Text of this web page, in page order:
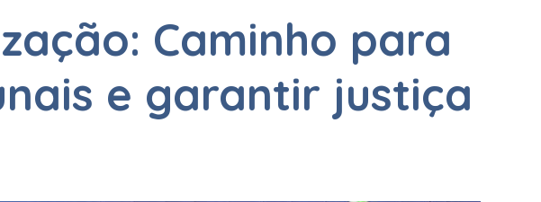
Caminho para
e garantir justiça